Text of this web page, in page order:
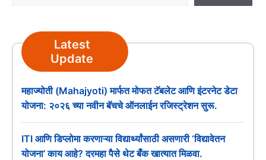
Latest
Update
महाज्योती (Mahajyoti) मार्फत मोफत टॅबलेट आणि इंटरनेट डेटा
योजना: २०२६ च्या नवीन बॅचचे ऑनलाईन रजिस्ट्रेशन सुरू.
ITI आणि डिप्लोमा करणाऱ्या विद्यार्थ्यांसाठी असणारी ‘विद्यावेतन
योजना’ काय आहे? दरमहा पैसे थेट बँक खात्यात मिळवा.